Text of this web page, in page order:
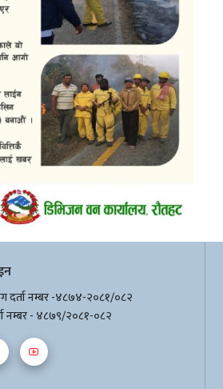
दर्ता नम्बर -४८७४-२०८१/०८२
नम्बर - ४८७९/२०८१-०८२